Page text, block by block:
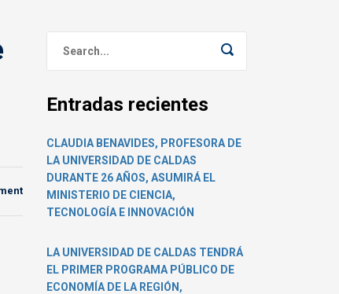
Entradas recientes
CLAUDIA BENAVIDES, PROFESORA DE
LA UNIVERSIDAD DE CALDAS
DURANTE 26 AÑOS, ASUMIRÁ EL
MINISTERIO DE CIENCIA,
TECNOLOGÍA E INNOVACIÓN
LA UNIVERSIDAD DE CALDAS TENDRÁ
EL PRIMER PROGRAMA PÚBLICO DE
ECONOMÍA DE LA REGIÓN,